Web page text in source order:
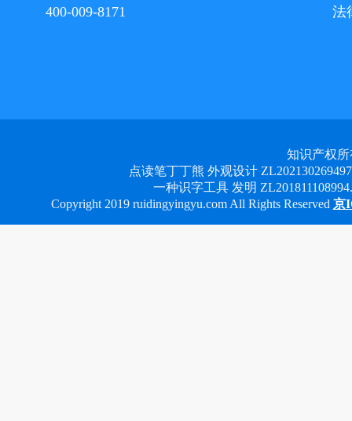
400-009-8171 法
知识产权
点读笔丁丁熊 外观设计
一种识字工具 发明
Copyright 2019 ruidingyingyu.com All Rights Reserved 京